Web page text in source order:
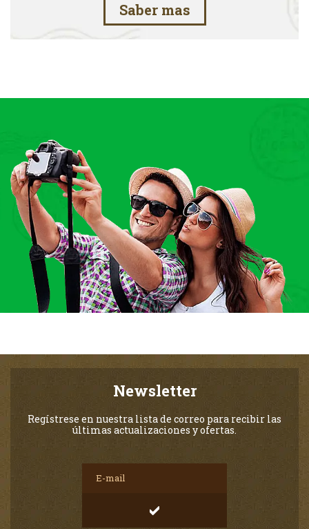
Saber mas
Newsletter
Regístrese en nuestra lista de correo para recibir las
últimas actualizaciones y ofertas.